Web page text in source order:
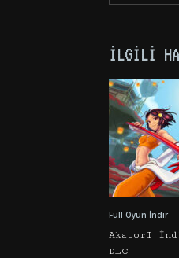
İLGILI
Full Oyun İndir
Akatori
DLC